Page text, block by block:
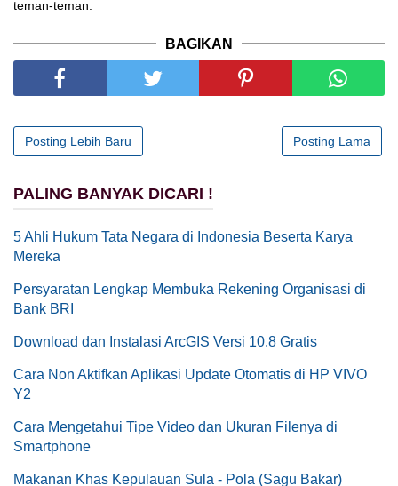
teman-teman.
BAGIKAN
Posting Lebih Baru Posting Lama
PALING BANYAK DICARI !
5 Ahli Hukum Tata Negara di Indonesia Beserta Karya
Mereka
Persyaratan Lengkap Membuka Rekening Organisasi di
Bank BRI
Download dan Instalasi ArcGIS Versi 10.8 Gratis
Cara Non Aktifkan Aplikasi Update Otomatis di HP VIVO
Y2
Cara Mengetahui Tipe Video dan Ukuran Filenya di
Smartphone
Makanan Khas Kepulauan Sula - Pola (Sagu Bakar)